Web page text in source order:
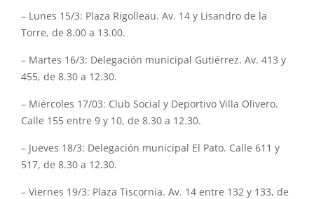
– Lunes 15/3: Plaza Rigolleau. Av. 14 y Lisandro de la
Torre, de 8.00 a 13.00.
– Martes 16/3: Delegación municipal Gutiérrez. Av. 413 y
455, de 8.30 a 12.30.
– Miércoles 17/03: Club Social y Deportivo Villa Olivero.
Calle 155 entre 9 y 10, de 8.30 a 12.30.
– Jueves 18/3: Delegación municipal El Pato. Calle 611 y
517, de 8.30 a 12.30.
– Viernes 19/3: Plaza Tiscornia. Av. 14 entre 132 y 133, de